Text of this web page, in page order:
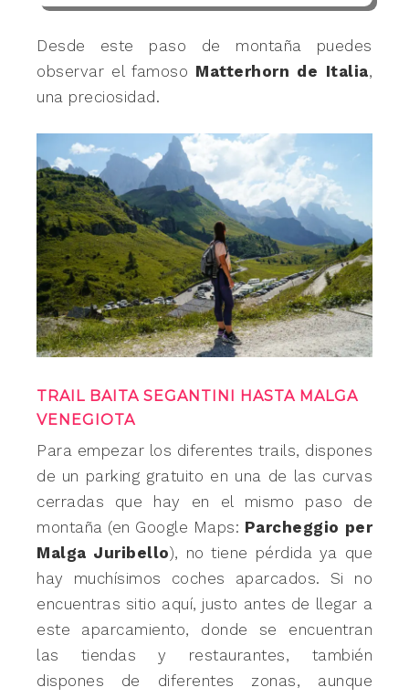
Desde este paso de montaña puedes
observar el famoso Matterhorn de Italia,
una preciosidad.
TRAIL BAITA SEGANTINI HASTA MALGA
VENEGIOTA
Para empezar los diferentes trails, dispones
de un parking gratuito en una de las curvas
cerradas que hay en el mismo paso de
montaña (en Google Maps: Parcheggio per
Malga Juribello), no tiene pérdida ya que
hay muchísimos coches aparcados. Si no
encuentras sitio aquí, justo antes de llegar a
este aparcamiento, donde se encuentran
las tiendas y restaurantes, también
dispones de diferentes zonas, aunque